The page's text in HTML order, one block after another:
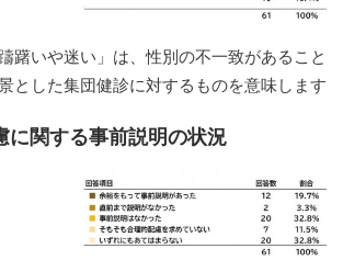
躇いや迷い」は、性別の不一致があること
とした集団健診に対するものを意味します
に関する事前説明の状況